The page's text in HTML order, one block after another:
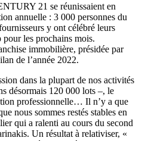
21 se réunissaient en
annuelle : 3 000 personnes du
y ont célébré leurs
pour les prochains mois.
immobilière, présidée par
de l’année 2022.
dans la plupart de nos activités
désormais 120 000 lots –, le
professionnelle… Il n’y a que
nous sommes restés stables en
qui a ralenti au cours du second
Un résultat à relativiser, «